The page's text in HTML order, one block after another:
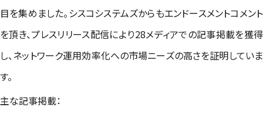
目を集めました。シスコシステムズからもエンドースメントコメント
を頂き、プレスリリース配信により28メディアでの記事掲載を獲得
し、ネットワーク運用効率化への市場ニーズの高さを証明していま
す。
主な記事掲載：